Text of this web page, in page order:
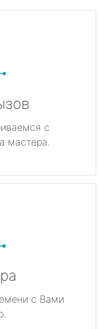
с
мастера.
с Вами